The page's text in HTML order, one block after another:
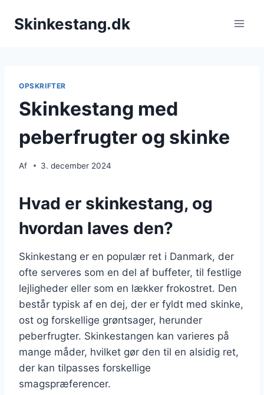
Skinkestang.dk
OPSKRIFTER
Skinkestang med
peberfrugter og skinke
Af 3. december 2024
Hvad er skinkestang, og
hvordan laves den?
Skinkestang er en populær ret i Danmark, der
ofte serveres som en del af buffeter, til festlige
lejligheder eller som en lækker frokostret. Den
består typisk af en dej, der er fyldt med skinke,
ost og forskellige grøntsager, herunder
peberfrugter. Skinkestangen kan varieres på
mange måder, hvilket gør den til en alsidig ret,
der kan tilpasses forskellige
smagspræferencer.